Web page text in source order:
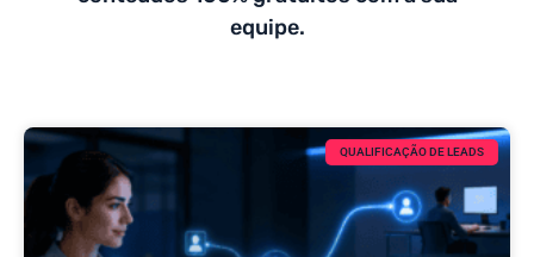
equipe.
QUALIFICAÇÃO DE LEADS